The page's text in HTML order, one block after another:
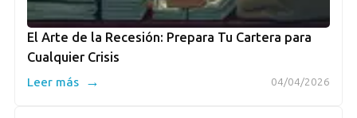
El Arte de la Recesión: Prepara Tu Cartera para
Cualquier Crisis
04/04/2026
Leer más →